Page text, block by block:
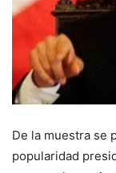
De la muestra se
popularidad